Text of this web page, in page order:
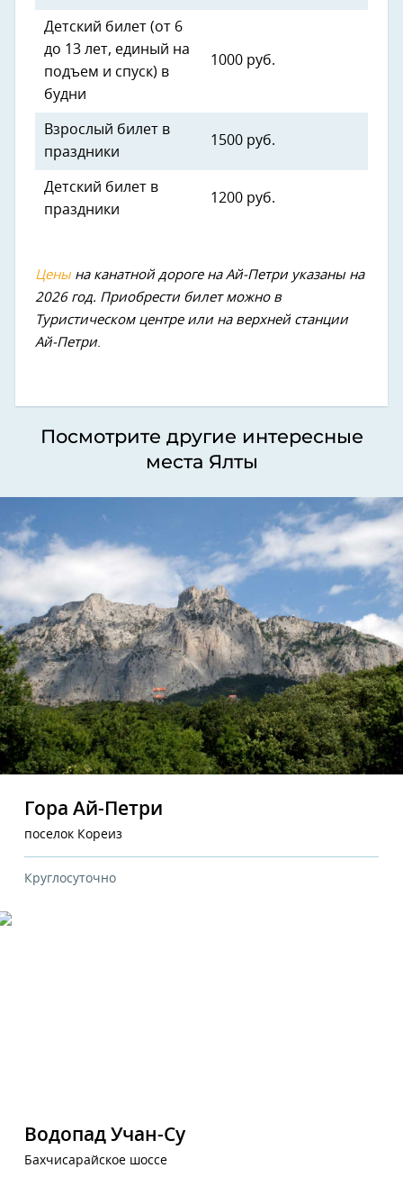
Детский билет (от 6
до 13 лет, единый на
подъем и спуск) в
будни
1000 руб.
Взрослый билет в
праздники
1500 руб.
Детский билет в
праздники
1200 руб.
Цены на канатной дороге на Ай-Петри указаны на
2026 год. Приобрести билет можно в
Туристическом центре или на верхней станции
Ай-Петри.
Посмотрите другие интересные
места Ялты
Гора Ай-Петри
поселок Кореиз
Круглосуточно
Водопад Учан-Су
Бахчисарайское шоссе